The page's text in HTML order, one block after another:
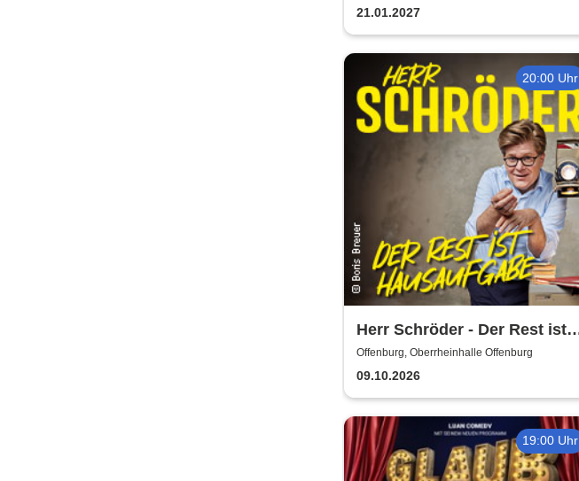
21.01.2027
20:00 Uhr
Herr Schröder - Der Rest ist
Hausaufgabe
Offenburg, Oberrheinhalle Offenburg
09.10.2026
19:00 Uhr